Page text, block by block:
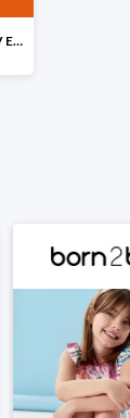
Black Friday dogrywka w RTV EURO AGD